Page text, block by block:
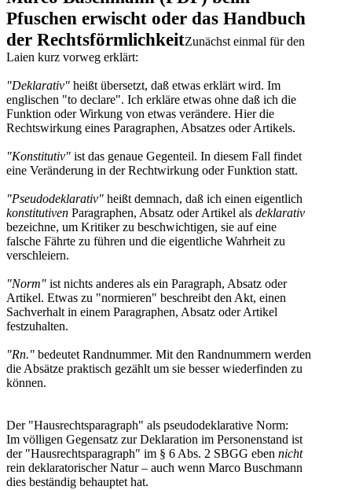
Pfuschen erwischt oder das Handbuch
der RechtsförmlichkeitZunächst einmal für den
Laien kurz vorweg erklärt:
"Deklarativ" heißt übersetzt, daß etwas erklärt wird. Im
englischen "to declare". Ich erkläre etwas ohne daß ich die
Funktion oder Wirkung von etwas verändere. Hier die
Rechtswirkung eines Paragraphen, Absatzes oder Artikels.
"Konstitutiv" ist das genaue Gegenteil. In diesem Fall findet
eine Veränderung in der Rechtwirkung oder Funktion statt.
"Pseudodeklarativ" heißt demnach, daß ich einen eigentlich
konstitutiven Paragraphen, Absatz oder Artikel als deklarativ
bezeichne, um Kritiker zu beschwichtigen, sie auf eine
falsche Fährte zu führen und die eigentliche Wahrheit zu
verschleiern.
"Norm" ist nichts anderes als ein Paragraph, Absatz oder
Artikel. Etwas zu "normieren" beschreibt den Akt, einen
Sachverhalt in einem Paragraphen, Absatz oder Artikel
festzuhalten.
"Rn." bedeutet Randnummer. Mit den Randnummern werden
die Absätze praktisch gezählt um sie besser wiederfinden zu
können.
Der "Hausrechtsparagraph" als pseudodeklarative Norm:
Im völligen Gegensatz zur Deklaration im Personenstand ist
der "Hausrechtsparagraph" im § 6 Abs. 2 SBGG eben nicht
rein deklaratorischer Natur – auch wenn Marco Buschmann
dies beständig behauptet hat.